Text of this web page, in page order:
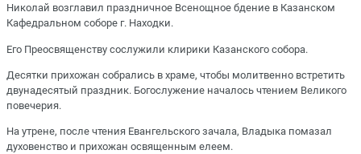
Николай возглавил праздничное Всенощное бдение в Казанском
Кафедральном соборе г. Находки.
Его Преосвященству сослужили клирики Казанского собора.
Десятки прихожан собрались в храме, чтобы молитвенно встретить
двунадесятый праздник. Богослужение началось чтением Великого
повечерия.
На утрене, после чтения Евангельского зачала, Владыка помазал
духовенство и прихожан освященным елеем.